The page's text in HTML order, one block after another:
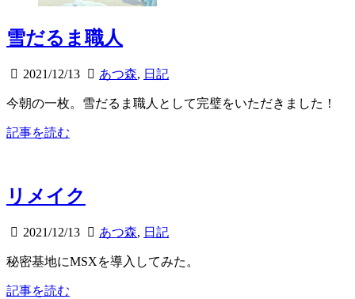
雪だるま職人
2021/12/13 あつ森, 日記
今朝の一枚。雪だるま職人として完璧をいただきました！
記事を読む
リメイク
2021/12/13 あつ森, 日記
秘密基地にMSXを導入してみた。
記事を読む